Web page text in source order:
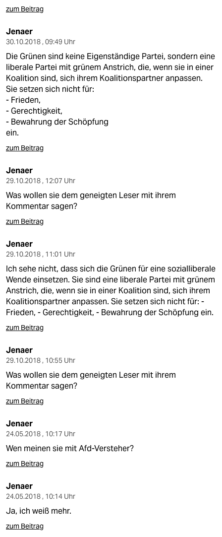
zum Beitrag
Jenaer
30.10.2018 , 09:49 Uhr
Die Grünen sind keine Eigenständige Partei, sondern eine
liberale Partei mit grünem Anstrich, die, wenn sie in einer
Koalition sind, sich ihrem Koalitionspartner anpassen.
Sie setzen sich nicht für:
- Frieden,
- Gerechtigkeit,
- Bewahrung der Schöpfung
ein.
zum Beitrag
Jenaer
29.10.2018 , 12:07 Uhr
Was wollen sie dem geneigten Leser mit ihrem
Kommentar sagen?
zum Beitrag
Jenaer
29.10.2018 , 11:01 Uhr
Ich sehe nicht, dass sich die Grünen für eine sozialliberale
Wende einsetzen. Sie sind eine liberale Partei mit grünem
Anstrich, die, wenn sie in einer Koalition sind, sich ihrem
Koalitionspartner anpassen. Sie setzen sich nicht für: -
Frieden, - Gerechtigkeit, - Bewahrung der Schöpfung ein.
zum Beitrag
Jenaer
29.10.2018 , 10:55 Uhr
Was wollen sie dem geneigten Leser mit ihrem
Kommentar sagen?
zum Beitrag
Jenaer
24.05.2018 , 10:17 Uhr
Wen meinen sie mit Afd-Versteher?
zum Beitrag
Jenaer
24.05.2018 , 10:14 Uhr
Ja, ich weiß mehr.
zum Beitrag